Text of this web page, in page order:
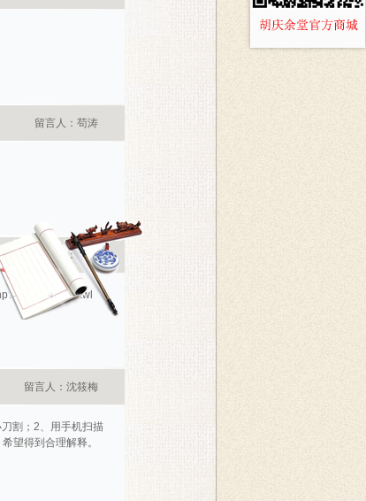
留言人：苟涛
留言人：王鑫
留言人：沈筱梅
割；2、用手机扫描
望得到合理解释。